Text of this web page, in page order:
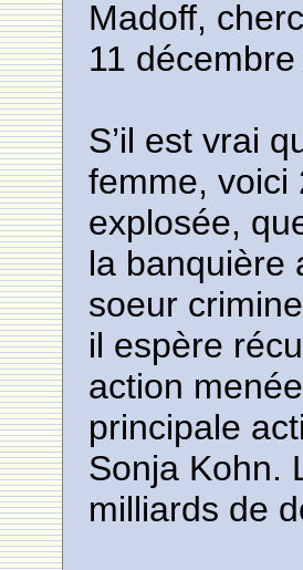
Madoff,
11
S’il est vrai
femme, voici
explosée,
la banquière
soeur
il espère
action
principale
Sonja Kohn.
milliards de